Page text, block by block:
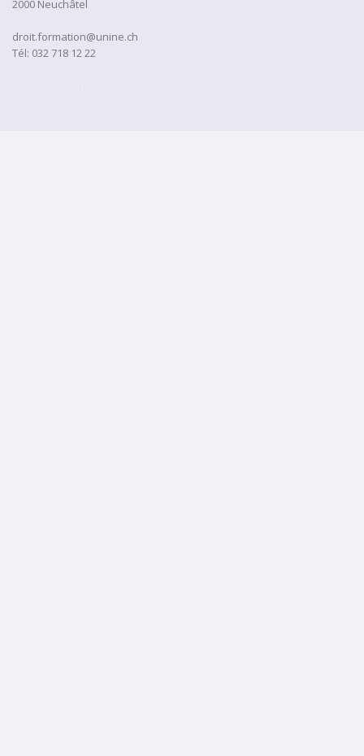
2000 Neuchâtel
droit.formation@unine.ch
Tél: 032 718 12 22